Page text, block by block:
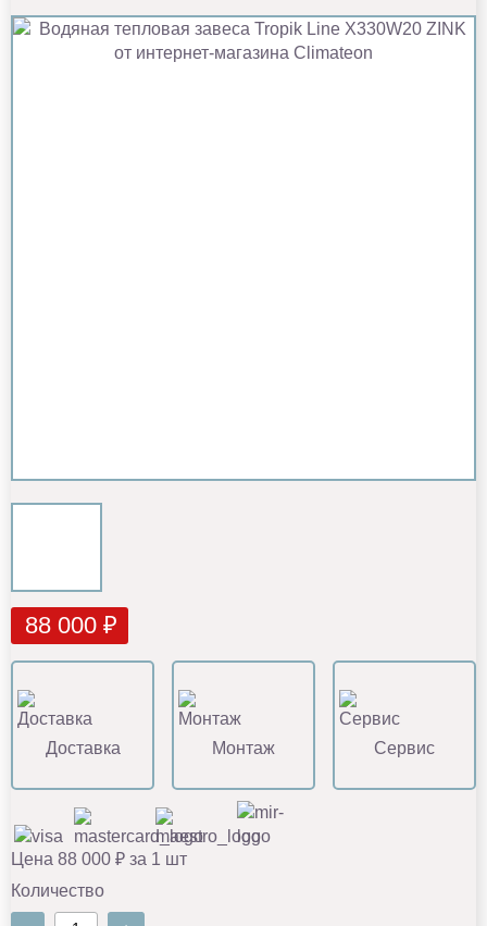
88 000 ₽
Доставка Монтаж Сервис
Цена 88 000 ₽ за 1 шт
Количество